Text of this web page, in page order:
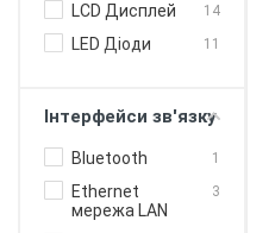
LCD Дисплей 14
LED Діоди 11
Інтерфейси зв'язку
Bluetooth 1
Ethernet
мережа LAN
3